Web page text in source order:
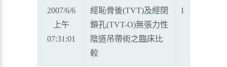
2007/6/6
上午
07:31:01
經恥骨後(TVT)及經閉
鎖孔(TVT-O)無張力性
陰道吊帶術之臨床比
較
1